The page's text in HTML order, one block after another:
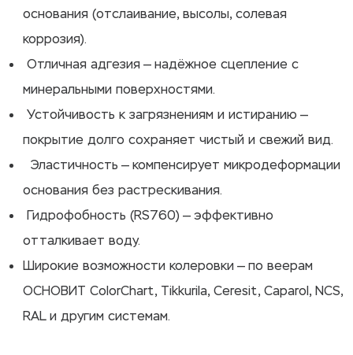
основания (отслаивание, высолы, солевая
коррозия).
Отличная адгезия — надёжное сцепление с
минеральными поверхностями.
Устойчивость к загрязнениям и истиранию —
покрытие долго сохраняет чистый и свежий вид.
Эластичность — компенсирует микродеформации
основания без растрескивания.
Гидрофобность (RS760) — эффективно
отталкивает воду.
Широкие возможности колеровки — по веерам
ОСНОВИТ ColorChart, Tikkurila, Ceresit, Caparol, NCS,
RAL и другим системам.